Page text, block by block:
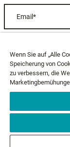
Email*
ÜBER UNS
FOLGE UNS
Wenn Sie auf „Alle
Speicherung von
zu verbessern, die